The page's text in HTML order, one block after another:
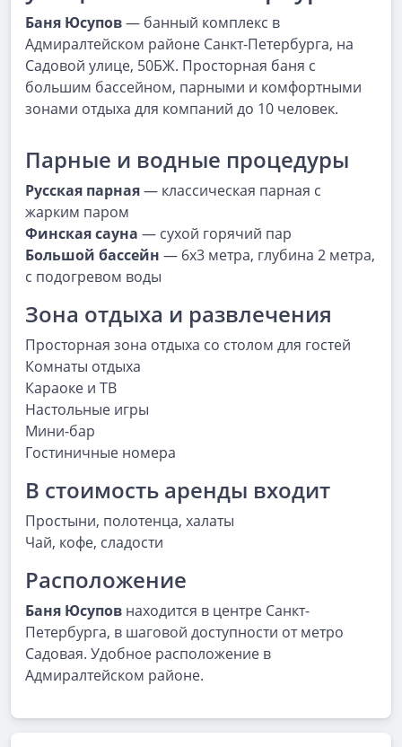
Баня Юсупов— банный комплекс в
Адмиралтейском районе Санкт-Петербурга, на
Садовой улице, 50БЖ. Просторная баня с
большим бассейном, парными и комфортными
зонами отдыха для компаний до 10 человек.
Парные и водные процедуры
Русская парная— классическая парная с
жарким паром
Финская сауна — сухой горячий пар
Большой бассейн — 6x3 метра, глубина 2 метра,
с подогревом воды
Зона отдыха и развлечения
Просторная зона отдыха со столом для гостей
Комнаты отдыха
Караоке и ТВ
Настольные игры
Мини-бар
Гостиничные номера
В стоимость аренды входит
Простыни, полотенца, халаты
Чай, кофе, сладости
Расположение
Баня Юсупов находится в центре Санкт-
Петербурга, в шаговой доступности от метро
Садовая. Удобное расположение в
Адмиралтейском районе.